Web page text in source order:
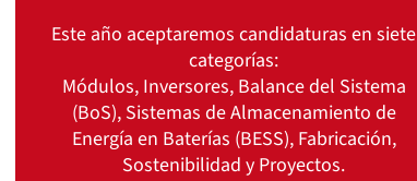
Este año aceptaremos candidaturas en siete
categorías:
Módulos, Inversores, Balance del Sistema
(BoS), Sistemas de Almacenamiento de
Energía en Baterías (BESS), Fabricación,
Sostenibilidad y Proyectos.